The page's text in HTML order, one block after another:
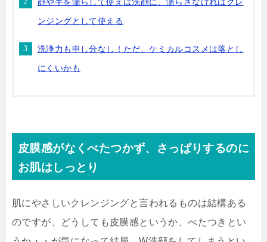
ンジングとして使える
洗浄力も申し分なし！ただ、ケミカルコスメは落とし
にくいかも
皮膜感がなくべたつかず、さっぱりするのに
お肌はしっとり
肌にやさしいクレンジングと言われるものは結構ある
のですが、どうしても皮膜感というか、べたつきとい